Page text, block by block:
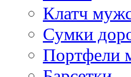
Клатч
Сумки
Портфели